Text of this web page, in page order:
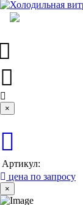
×
Артикул:
цена по запросу
×